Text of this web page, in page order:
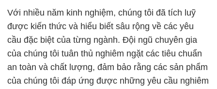
Với nhiều năm kinh nghiệm, chúng tôi đã tích luỹ
được kiến thức và hiểu biết sâu rộng về các yêu
cầu đặc biệt của từng ngành. Đội ngũ chuyên gia
của chúng tôi tuân thủ nghiêm ngặt các tiêu chuẩn
an toàn và chất lượng, đảm bảo rằng các sản phẩm
của chúng tôi đáp ứng được những yêu cầu nghiêm